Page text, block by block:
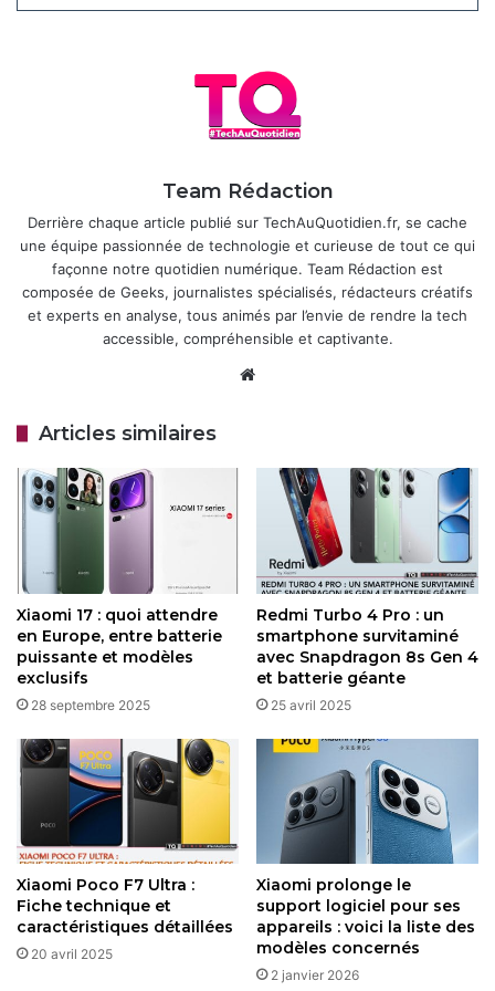
besoin de choisir son camp entre iOS et Android ; le
quatre), il se place comme l’une des options les plus
agressives du marché, loin devant les 35 € habituels de
HyperOS 3.1 : Xiaomi corrige enfin les
problèmes de batterie et de galerie
5 mai 2026
d’une montre connectée abordable
2 mai 2026
Malgré le retrait rapide de la page produit, des listings
persistent chez certains revendeurs européens, et
l’officialisation semble imminente, peut-être aux côtés des
Team Rédaction
Derrière chaque article publié sur TechAuQuotidien.fr, se cache
une équipe passionnée de technologie et curieuse de tout ce qui
façonne notre quotidien numérique. Team Rédaction est
composée de Geeks, journalistes spécialisés, rédacteurs créatifs
et experts en analyse, tous animés par l’envie de rendre la tech
accessible, compréhensible et captivante.
Articles similaires
Xiaomi 17 : quoi attendre
en Europe, entre batterie
puissante et modèles
exclusifs
28 septembre 2025
Redmi Turbo 4 Pro : un
smartphone survitaminé
avec Snapdragon 8s Gen 4
et batterie géante
25 avril 2025
Xiaomi Poco F7 Ultra :
Fiche technique et
caractéristiques détaillées
20 avril 2025
Xiaomi prolonge le
support logiciel pour ses
appareils : voici la liste des
modèles concernés
2 janvier 2026